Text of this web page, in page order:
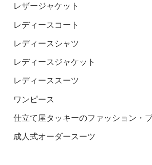
レザージャケット
レディースコート
レディースシャツ
レディースジャケット
レディーススーツ
ワンピース
仕立て屋タッキーのファッション・
成人式オーダースーツ